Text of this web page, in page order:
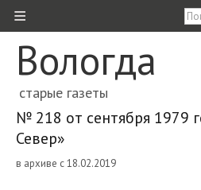
≡
Вологда
старые газеты
№ 218 от сентября 1979
Север»
в архиве с 18.02.2019